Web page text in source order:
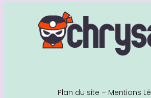
Plan du site – Mentions